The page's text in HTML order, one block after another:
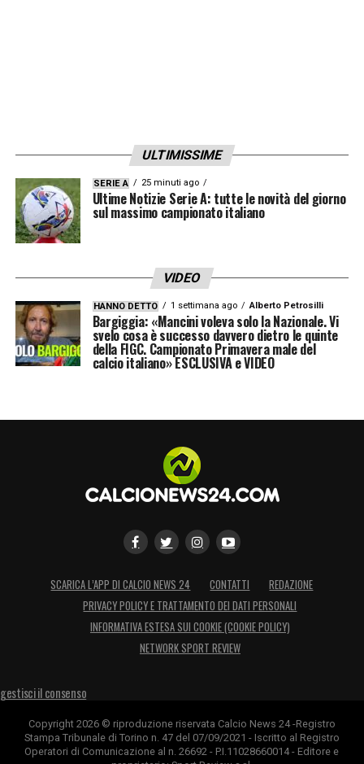
ULTIMISSIME
SERIE A 25 minuti ago
Ultime Notizie Serie A: tutte le novità del giorno
sul massimo campionato italiano
VIDEO
HANNO DETTO 1 settimana ago Alberto Petrosilli
Bargiggia: «Mancini voleva solo la Nazionale. Vi
svelo cosa è successo davvero dietro le quinte
della FIGC. Campionato Primavera male del
calcio italiano» ESCLUSIVA e VIDEO
SCARICA L’APP DI CALCIO NEWS 24 CONTATTI
REDAZIONE
PRIVACY POLICY E TRATTAMENTO DEI DATI PERSONALI
INFORMATIVA ESTESA SUI COOKIE (COOKIE POLICY)
NETWORK SPORT REVIEW
gestisci il consenso
Copyright 2026 © riproduzione riservata Calcio News 24 -Registro
Stampa Tribunale di Torino n. 47 del 07/09/2021 - Iscritto al Registro
Operatori di Comunicazione al n. 26692 - P.I.11028660014 - Editore e